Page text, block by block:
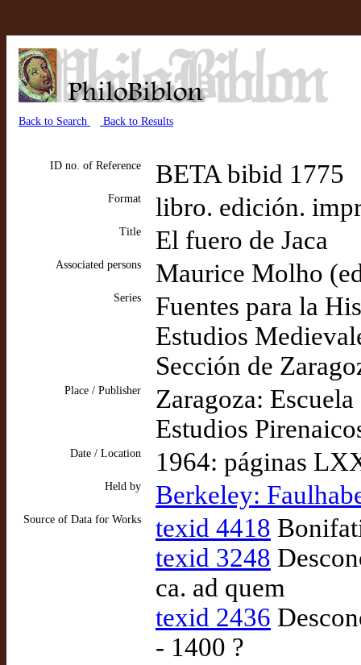
Back to Search Back to Results
ID no. of Reference BETA bibid 1775
Format libro. edición.
Title El fuero de Jaca
Associated persons Maurice Molho
Series
Fuentes para la
Estudios
Sección de
Place / Publisher
Zaragoza:
Estudios
Date / Location 1964: páginas
Held by Berkeley:
Source of Data for Works texid 4418
texid 3248
ca. ad quem
texid 2436
- 1400 ?